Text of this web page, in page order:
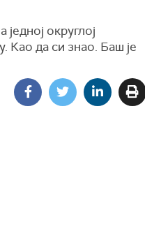
округлој
Као да си знао. Баш је